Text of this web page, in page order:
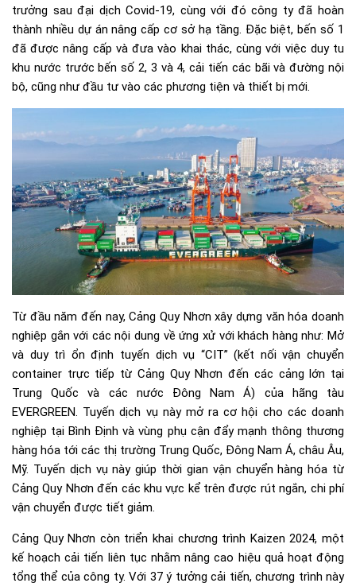
trưởng sau đại dịch Covid-19, cùng với đó công ty đã hoàn
thành nhiều dự án nâng cấp cơ sở hạ tầng. Đặc biệt, bến số 1
đã được nâng cấp và đưa vào khai thác, cùng với việc duy tu
khu nước trước bến số 2, 3 và 4, cải tiến các bãi và đường nội
bộ, cũng như đầu tư vào các phương tiện và thiết bị mới.
Từ đầu năm đến nay, Cảng Quy Nhơn xây dựng văn hóa doanh
nghiệp gắn với các nội dung về ứng xử với khách hàng như: Mở
và duy trì ổn định tuyến dịch vụ “CIT” (kết nối vận chuyển
container trực tiếp từ Cảng Quy Nhơn đến các cảng lớn tại
Trung Quốc và các nước Đông Nam Á) của hãng tàu
EVERGREEN. Tuyến dịch vụ này mở ra cơ hội cho các doanh
nghiệp tại Bình Định và vùng phụ cận đẩy mạnh thông thương
hàng hóa tới các thị trường Trung Quốc, Đông Nam Á, châu Âu,
Mỹ. Tuyến dịch vụ này giúp thời gian vận chuyển hàng hóa từ
Cảng Quy Nhơn đến các khu vực kể trên được rút ngắn, chi phí
vận chuyển được tiết giảm.
Cảng Quy Nhơn còn triển khai chương trình Kaizen 2024, một
kế hoạch cải tiến liên tục nhằm nâng cao hiệu quả hoạt động
tổng thể của công ty. Với 37 ý tưởng cải tiến, chương trình này